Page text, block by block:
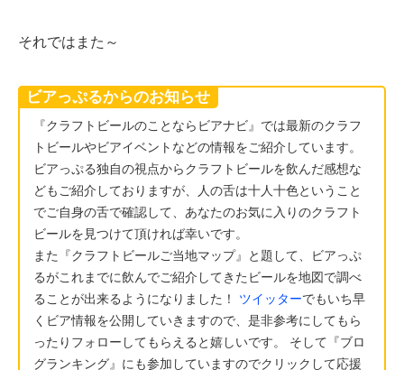
それではまた～
ビアっぷるからのお知らせ
『クラフトビールのことならビアナビ』では最新のクラフ
トビールやビアイベントなどの情報をご紹介しています。
ビアっぷる独自の視点からクラフトビールを飲んだ感想な
どもご紹介しておりますが、人の舌は十人十色ということ
でご自身の舌で確認して、あなたのお気に入りのクラフト
ビールを見つけて頂ければ幸いです。
また『クラフトビールご当地マップ』と題して、ビアっぷ
るがこれまでに飲んでご紹介してきたビールを地図で調べ
ることが出来るようになりました！ ツイッターでもいち早
くビア情報を公開していきますので、是非参考にしてもら
ったりフォローしてもらえると嬉しいです。 そして『ブロ
グランキング』にも参加していますのでクリックして応援